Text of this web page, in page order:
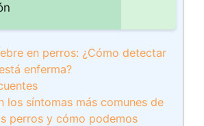
en perros: ¿Cómo detectar
enferma?
los síntomas más comunes de
perros y cómo podemos